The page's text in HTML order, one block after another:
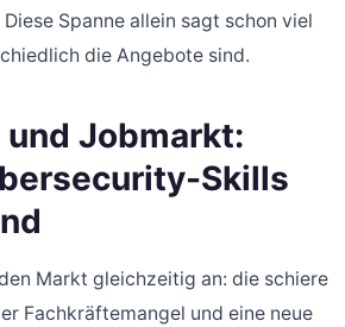
Spanne allein sagt schon viel
die Angebote sind.
Jobmarkt:
Skills
Markt gleichzeitig an: die schiere
Fachkräftemangel und eine neue